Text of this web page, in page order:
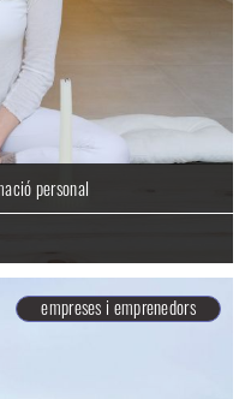
personal
empreses i emprenedors